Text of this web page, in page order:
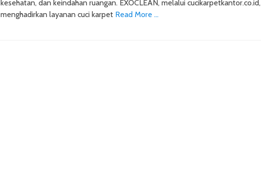
kesehatan, dan keindahan ruangan. EXOCLEAN, melalui cucikarpetkantor.co.id,
menghadirkan layanan cuci karpet Read More …